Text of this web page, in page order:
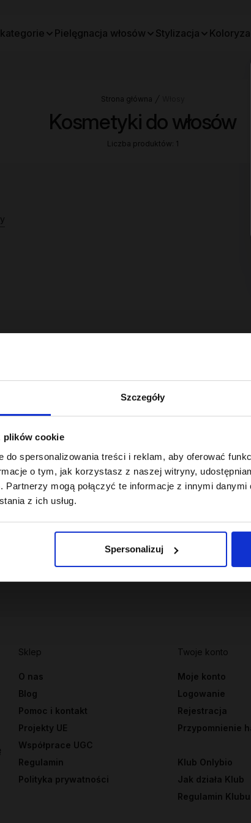
Szczegóły
plików cookie
spersonalizowania treści i reklam, aby oferować
o tym, jak korzystasz z naszej witryny,
Partnerzy mogą połączyć te informacje z innymi
z ich usług.
Spersonalizuj
Pielęgnacja włosów Stylizacja
Strona główna
Kosmetyki do włosów
Liczba produktów: 1
Sklep
O nas
Blog
Pomoc i kontakt
Projekty UE
Współprace UGC
Regulamin
Polityka prywatności
Twoje konto
Moje konto
Logowanie
Rejestracja
Przypomnienie
Klub Onlybio
Jak działa Klub
Regulamin